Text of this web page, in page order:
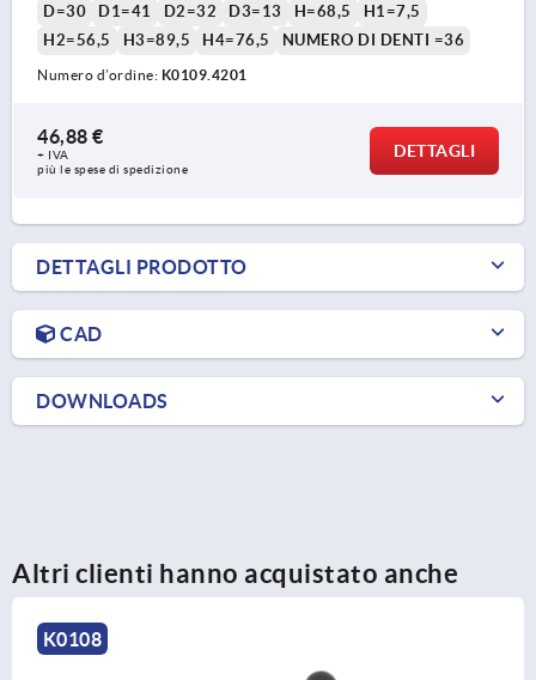
D=30
D1=41 D2=32 D3=13 H=68,5
H1=7,5
H2=56,5
H3=89,5 H4=76,5 NUMERO DI DENTI =36
Numero d’ordine: K0109.4201
46,88 €
+ IVA
più le spese di spedizione
DETTAGLI
DETTAGLI PRODOTTO
CAD
DOWNLOADS
Altri clienti hanno acquistato anche
K0129